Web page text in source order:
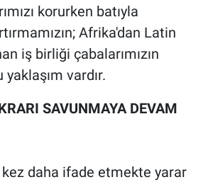
korurken batıyla
Afrika'dan Latin
iş birliği çabalarımızın
vardır.
SAVUNMAYA DEVAM
daha ifade etmekte yarar